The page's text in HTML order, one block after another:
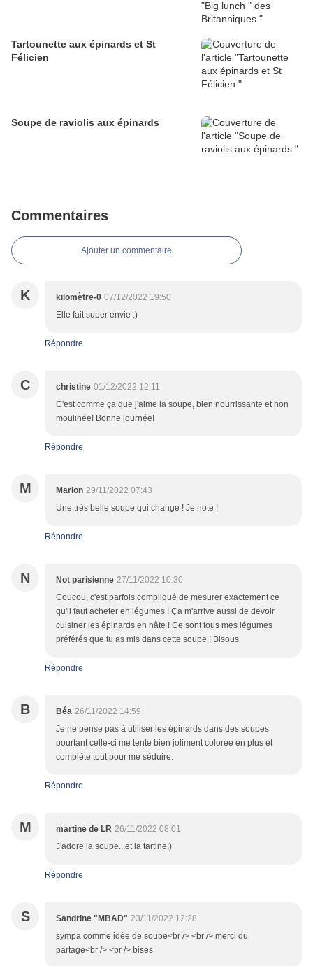
Tartounette aux épinards et St
Félicien
Soupe de raviolis aux épinards
Commentaires
Ajouter un commentaire
K kilomètre-0 07/12/2022 19:50
Elle fait super envie :)
Répondre
C christine 01/12/2022 12:11
C'est comme ça que j'aime la soupe, bien nourrissante et non
moulinée! Bonne journée!
Répondre
M Marion 29/11/2022 07:43
Une très belle soupe qui change ! Je note !
Répondre
N Not parisienne 27/11/2022 10:30
Coucou, c'est parfois compliqué de mesurer exactement ce
qu'il faut acheter en légumes ! Ça m'arrive aussi de devoir
cuisiner les épinards en hâte ! Ce sont tous mes légumes
préférés que tu as mis dans cette soupe ! Bisous
Répondre
B Béa 26/11/2022 14:59
Je ne pense pas à utiliser les épinards dans des soupes
pourtant celle-ci me tente bien joliment colorée en plus et
complète tout pour me séduire.
Répondre
M martine de LR 26/11/2022 08:01
J'adore la soupe...et la tartine;)
Répondre
S Sandrine "MBAD" 23/11/2022 12:28
sympa comme idée de soupe<br /> <br /> merci du
partage<br /> <br /> bises